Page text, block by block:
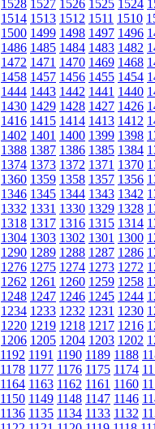
1528 1527 1526 1525 1524
1514 1513 1512 1511 1510
1500 1499 1498 1497 1496
1486 1485 1484 1483 1482
1472 1471 1470 1469 1468
1458 1457 1456 1455 1454
1444 1443 1442 1441 1440
1430 1429 1428 1427 1426
1416 1415 1414 1413 1412
1402 1401 1400 1399 1398
1388 1387 1386 1385 1384
1374 1373 1372 1371 1370
1360 1359 1358 1357 1356
1346 1345 1344 1343 1342
1332 1331 1330 1329 1328
1318 1317 1316 1315 1314
1304 1303 1302 1301 1300
1290 1289 1288 1287 1286
1276 1275 1274 1273 1272
1262 1261 1260 1259 1258
1248 1247 1246 1245 1244
1234 1233 1232 1231 1230
1220 1219 1218 1217 1216
1206 1205 1204 1203 1202
1192 1191 1190 1189 1188
1178 1177 1176 1175 1174
1164 1163 1162 1161 1160
1150 1149 1148 1147 1146
1136 1135 1134 1133 1132